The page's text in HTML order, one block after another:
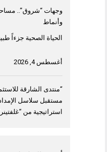
وجهات “شروق”..
وأنماط
الحياة الصحية جزءاً
أغسطس 4, 2026
مستقبل سلاسل
استراتيجية من